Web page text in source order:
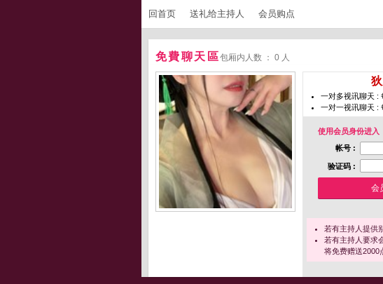
回首页 送礼给主持人 会员购点
免費聊天區包厢内人数 ： 0 人
一对多视讯聊天 :
一对一视讯聊天 :
使用会员身份进入
帐号 :
验证码 :
若有主持人提供
若有主持人要求
将免费赠送2000